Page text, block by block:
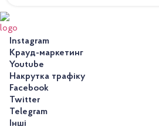
Instagram
Крауд-маркетинг
Youtube
Накрутка трафіку
Facebook
Twitter
Telegram
Інші